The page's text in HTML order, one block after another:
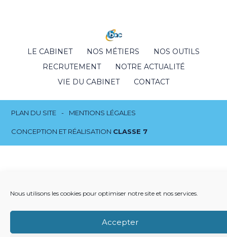
Nous utilisons les cookies pour optimiser notre site et nos services.
Accepter
Footer
LE CABINET NOS MÉTIERS
NOS OUTILS
RECRUTEMENT
NOTRE ACTUALITÉ
VIE DU CABINET
CONTACT
Footer
PLAN DU SITE MENTIONS LÉGALES
CONCEPTION ET RÉALISATION CLASSE 7